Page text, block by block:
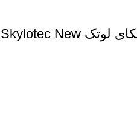
طناب دینامیک نیو وی اسکای لوتک Skylotec New